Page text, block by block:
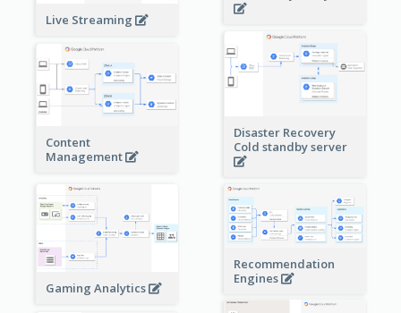
Live Streaming
Disaster Recovery
Cold standby server
Content
Management
Gaming Analytics
Recommendation
Engines